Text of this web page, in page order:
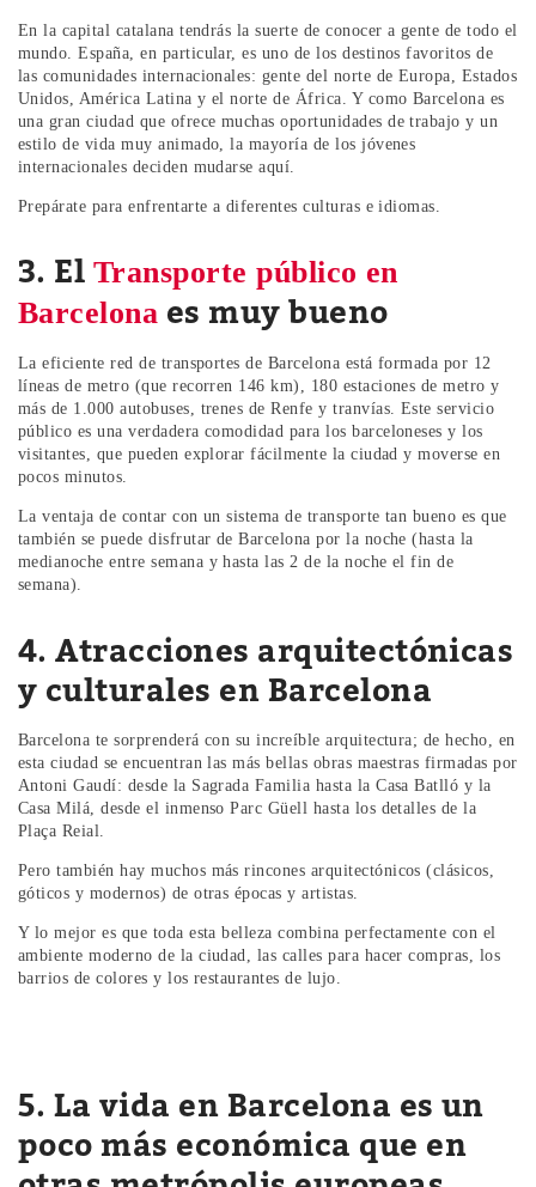
En la capital catalana tendrás la suerte de conocer a gente de todo el
mundo. España, en particular, es uno de los destinos favoritos de
las comunidades internacionales: gente del norte de Europa, Estados
Unidos, América Latina y el norte de África. Y como Barcelona es
una gran ciudad que ofrece muchas oportunidades de trabajo y un
estilo de vida muy animado, la mayoría de los jóvenes
internacionales deciden mudarse aquí.
Prepárate para enfrentarte a diferentes culturas e idiomas.
3. El Transporte público en
Barcelona es muy bueno
La eficiente red de transportes de Barcelona está formada por 12
líneas de metro (que recorren 146 km), 180 estaciones de metro y
más de 1.000 autobuses, trenes de Renfe y tranvías. Este servicio
público es una verdadera comodidad para los barceloneses y los
visitantes, que pueden explorar fácilmente la ciudad y moverse en
pocos minutos.
La ventaja de contar con un sistema de transporte tan bueno es que
también se puede disfrutar de Barcelona por la noche (hasta la
medianoche entre semana y hasta las 2 de la noche el fin de
semana).
4. Atracciones arquitectónicas
y culturales en Barcelona
Barcelona te sorprenderá con su increíble arquitectura; de hecho, en
esta ciudad se encuentran las más bellas obras maestras firmadas por
Antoni Gaudí: desde la Sagrada Familia hasta la Casa Batlló y la
Casa Milá, desde el inmenso Parc Güell hasta los detalles de la
Plaça Reial.
Pero también hay muchos más rincones arquitectónicos (clásicos,
góticos y modernos) de otras épocas y artistas.
Y lo mejor es que toda esta belleza combina perfectamente con el
ambiente moderno de la ciudad, las calles para hacer compras, los
barrios de colores y los restaurantes de lujo.
5. La vida en Barcelona es un
poco más económica que en